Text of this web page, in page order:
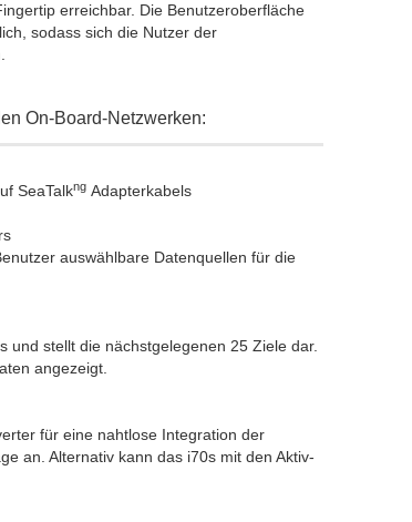
erreichbar. Die Benutzeroberfläche
sodass sich die Nutzer der
On-Board-Netzwerken:
SeaTalkng Adapterkabels
auswählbare Datenquellen für die
und stellt die nächstgelegenen 25 Ziele dar.
angezeigt.
für eine nahtlose Integration der
an. Alternativ kann das i70s mit den Aktiv-